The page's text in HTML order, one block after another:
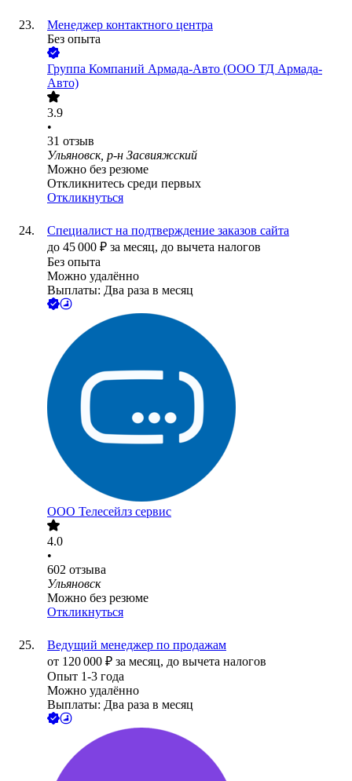
Менеджер контактного центра
Без опыта
Группа Компаний Армада-Авто (ООО ТД Армада-
Авто)
3.9
•
31 отзыв
Ульяновск, р-н Засвияжский
Можно без резюме
Откликнитесь среди первых
Откликнуться
Специалист на подтверждение заказов сайта
до 45 000 ₽ за месяц, до вычета налогов
Без опыта
Можно удалённо
Выплаты: Два раза в месяц
ООО Телесейлз сервис
4.0
•
602 отзыва
Ульяновск
Можно без резюме
Откликнуться
Ведущий менеджер по продажам
от 120 000 ₽ за месяц, до вычета налогов
Опыт 1-3 года
Можно удалённо
Выплаты: Два раза в месяц